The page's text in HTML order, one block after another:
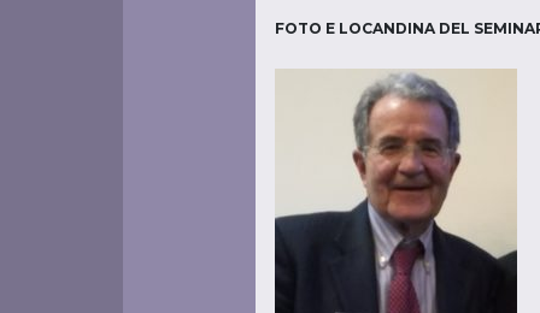
FOTO E LOCANDINA DEL